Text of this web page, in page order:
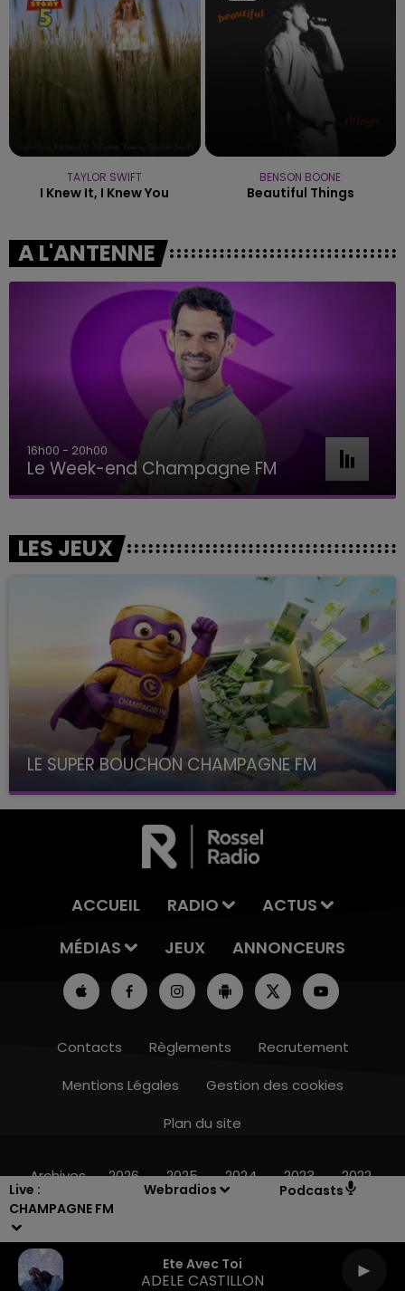
Live :
CHAMPAGNE FM
Webradios Podcasts
Ete Avec Toi
ADELE CASTILLON
11h00 - 16h00
TAYLOR SWIFT
I Knew It, I Knew You
BENSON BOONE
Beautiful Things
A L'ANTENNE
16h00 - 20h00
Le Week-end Champagne FM
LES JEUX
LE SUPER BOUCHON CHAMPAGNE FM
avec La Famille Champagne FM, à 8H10
ACCUEIL RADIO
ACTUS
MÉDIAS
JEUX ANNONCEURS
Contacts Règlements
Recrutement
Mentions Légales
Gestion des cookies
Plan du site
Archives 2026 2025 2024 2023 2022